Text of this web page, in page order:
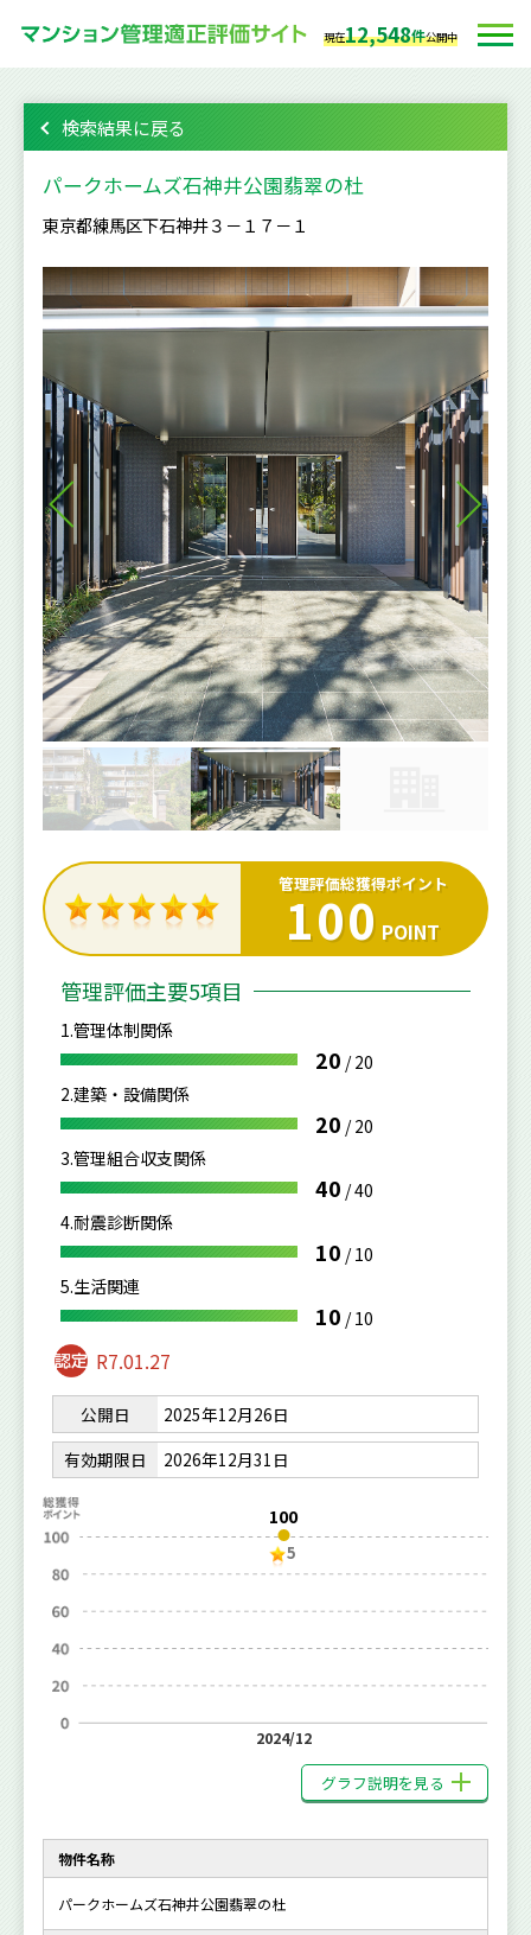
現在12,548件公開中
検索結果に戻る
パークホームズ石神井公園翡翠の杜
東京都練馬区下石神井３－１７－１
管理評価総獲得ポイント
100 POINT
管理評価主要5項目
1.管理体制関係
20 /20
2.建築・設備関係
20 /20
3.管理組合収支関係
40 /40
4.耐震診断関係
10 /10
5.生活関連
10 /10
R7.01.27
公開日
2025年12月26日
有効期限日
2026年12月31日
100
5
2024/12
グラフ説明を見る
物件名称
パークホームズ石神井公園翡翠の杜